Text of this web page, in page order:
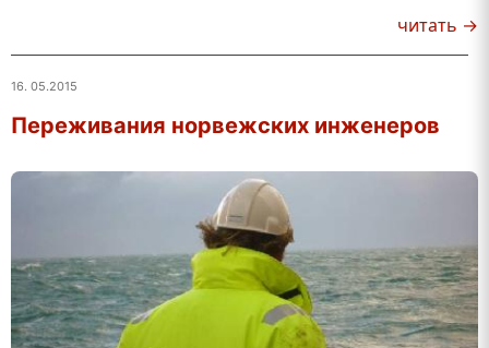
читать →
16. 05.2015
Переживания норвежских инженеров